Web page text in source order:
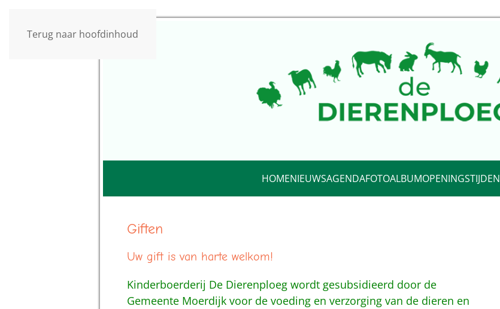
Terug naar hoofdinhoud
HOMENIEUWSAGENDAFOTOALBUMOPENINGSTIJDEN
Giften
Uw gift is van harte welkom!
Kinderboerderij De Dierenploeg wordt gesubsidieerd door de
Gemeente Moerdijk voor de voeding en verzorging van de dieren en